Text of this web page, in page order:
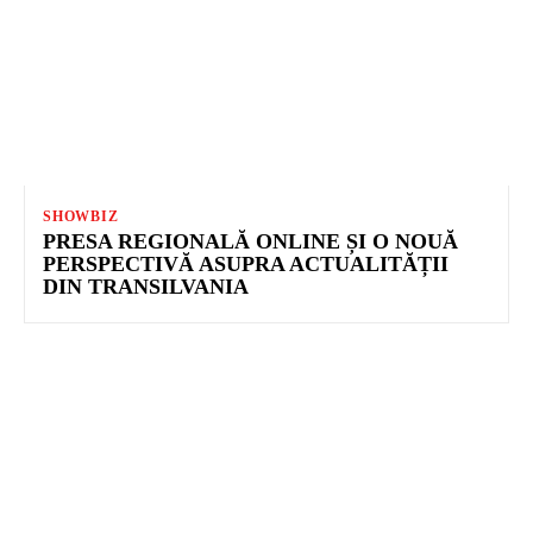
SHOWBIZ
PRESA REGIONALĂ ONLINE ȘI O NOUĂ
PERSPECTIVĂ ASUPRA ACTUALITĂȚII
DIN TRANSILVANIA